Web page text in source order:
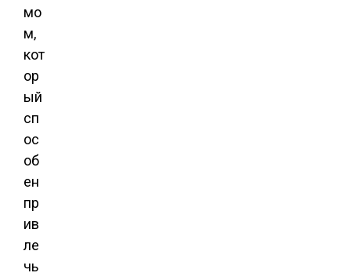
мо
м,
кот
ор
ый
сп
ос
об
ен
пр
ив
ле
чь